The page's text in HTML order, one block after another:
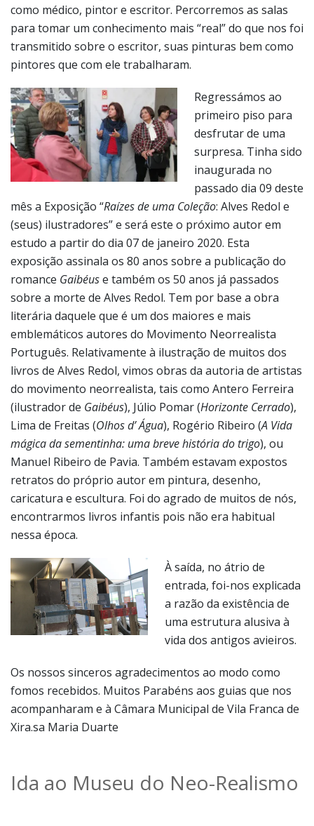
como médico, pintor e escritor. Percorremos as salas
para tomar um conhecimento mais “real” do que nos foi
transmitido sobre o escritor, suas pinturas bem como
pintores que com ele trabalharam.
Regressámos ao
primeiro piso para
desfrutar de uma
surpresa. Tinha sido
inaugurada no
passado dia 09 deste
mês a Exposição “Raízes de uma Coleção: Alves Redol e
(seus) ilustradores” e será este o próximo autor em
estudo a partir do dia 07 de janeiro 2020. Esta
exposição assinala os 80 anos sobre a publicação do
romance Gaibéuse também os 50 anos já passados
sobre a morte de Alves Redol. Tem por base a obra
literária daquele que é um dos maiores e mais
emblemáticos autores do Movimento Neorrealista
Português. Relativamente à ilustração de muitos dos
livros de Alves Redol, vimos obras da autoria de artistas
do movimento neorrealista, tais como Antero Ferreira
(ilustrador de Gaibéus), Júlio Pomar (Horizonte Cerrado),
Lima de Freitas (Olhos d’ Água), Rogério Ribeiro (A Vida
mágica da sementinha: uma breve história do trigo), ou
Manuel Ribeiro de Pavia. Também estavam expostos
retratos do próprio autor em pintura, desenho,
caricatura e escultura. Foi do agrado de muitos de nós,
encontrarmos livros infantis pois não era habitual
nessa época.
À saída, no átrio de
entrada, foi-nos explicada
a razão da existência de
uma estrutura alusiva à
vida dos antigos avieiros.
Os nossos sinceros agradecimentos ao modo como
fomos recebidos. Muitos Parabéns aos guias que nos
acompanharam e à Câmara Municipal de Vila Franca de
Xira.sa Maria Duarte
Ida ao Museu do Neo-Realismo